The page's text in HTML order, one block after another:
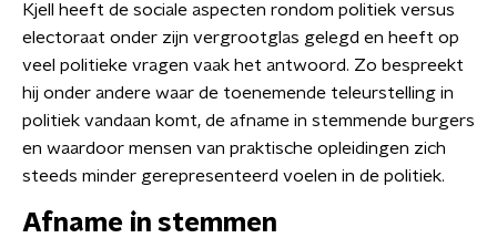
Kjell heeft de sociale aspecten rondom politiek versus
electoraat onder zijn vergrootglas gelegd en heeft op
veel politieke vragen vaak het antwoord. Zo bespreekt
hij onder andere waar de toenemende teleurstelling in
politiek vandaan komt, de afname in stemmende burgers
en waardoor mensen van praktische opleidingen zich
steeds minder gerepresenteerd voelen in de politiek.
Afname in stemmen